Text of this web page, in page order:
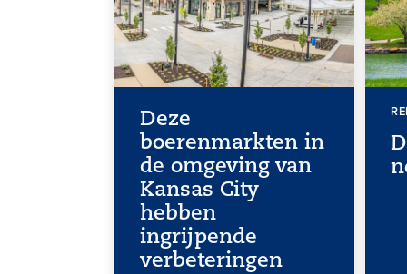
Deze
boerenmarkten in
de omgeving van
Kansas City
hebben
ingrijpende
verbeteringen